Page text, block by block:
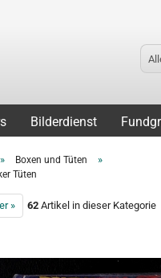
Bilderdienst
» Boxen und Tüten »
Tüten
» 62 Artikel in dieser Kategorie